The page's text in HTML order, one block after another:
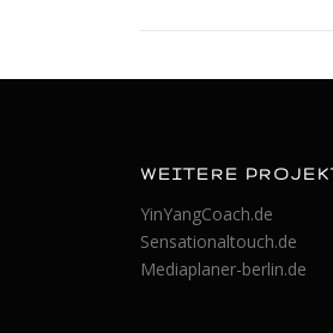
WEITERE
YinYangCoach.de
Sensationaltouch.de
Mediaplaner-berlin.de